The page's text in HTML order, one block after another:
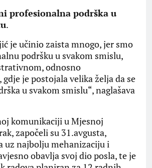
profesionalna podrška u
.
je učinio zaista mnogo, jer smo
podršku u svakom smislu,
odnosno
je postojala velika želja da se
u svakom smislu“, naglašava
komunikaciji u Mjesnoj
započeli su 31.avgusta,
uz najbolju mehanizaciju i
obavlja svoj dio posla, te je